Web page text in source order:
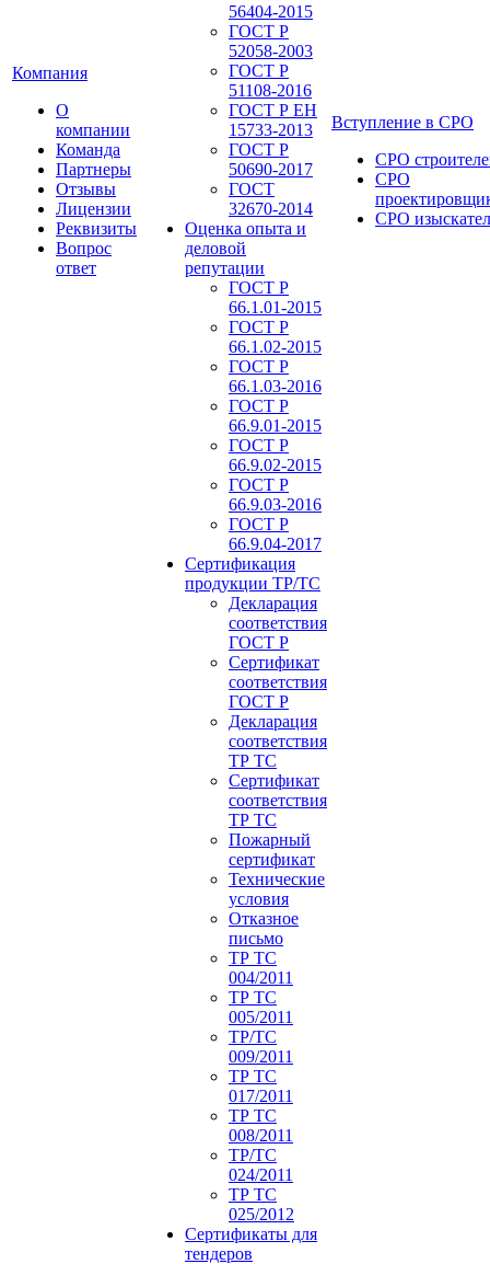
Компания
О
компании
Команда
Партнеры
Отзывы
Лицензии
Реквизиты
Вопрос
ответ
56404-2015
ГОСТ Р
52058-2003
ГОСТ Р
51108-2016
ГОСТ Р ЕН
15733-2013
ГОСТ Р
50690-2017
ГОСТ
32670-2014
Оценка опыта и
деловой
репутации
ГОСТ Р
66.1.01-2015
ГОСТ Р
66.1.02-2015
ГОСТ Р
66.1.03-2016
ГОСТ Р
66.9.01-2015
ГОСТ Р
66.9.02-2015
ГОСТ Р
66.9.03-2016
ГОСТ Р
66.9.04-2017
Сертификация
продукции ТР/ТС
Декларация
соответствия
ГОСТ Р
Сертификат
соответствия
ГОСТ Р
Декларация
соответствия
ТР ТС
Сертификат
соответствия
ТР ТС
Пожарный
сертификат
Технические
условия
Отказное
письмо
ТР ТС
004/2011
ТР ТС
005/2011
ТР/ТС
009/2011
ТР ТС
017/2011
ТР ТС
008/2011
ТР/ТС
024/2011
ТР ТС
025/2012
Сертификаты для
тендеров
Вступление в СРО
СРО
СРО
СРО